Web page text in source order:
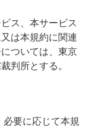
ス、本サービス
は本規約に関連
ついては、東京
判所とする。
要に応じて本規